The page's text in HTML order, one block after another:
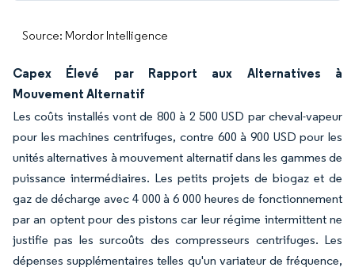
Source: Mordor Intelligence
Capex Élevé par Rapport aux Alternatives à
Mouvement Alternatif
Les coûts installés vont de 800 à 2 500 USD par cheval-vapeur
pour les machines centrifuges, contre 600 à 900 USD pour les
unités alternatives à mouvement alternatif dans les gammes de
puissance intermédiaires. Les petits projets de biogaz et de
gaz de décharge avec 4 000 à 6 000 heures de fonctionnement
par an optent pour des pistons car leur régime intermittent ne
justifie pas les surcoûts des compresseurs centrifuges. Les
dépenses supplémentaires telles qu'un variateur de fréquence,